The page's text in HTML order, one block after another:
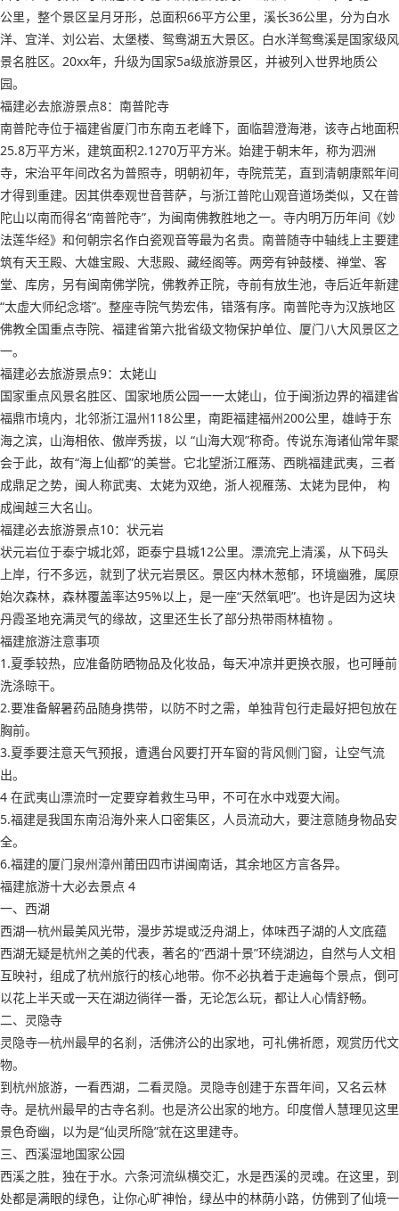
公里，整个景区呈月牙形，总面积66平方公里，溪长36公里，分为白水
洋、宜洋、刘公岩、太堡楼、鸳鸯湖五大景区。白水洋鸳鸯溪是国家级风
景名胜区。20xx年，升级为国家5a级旅游景区，并被列入世界地质公
园。
福建必去旅游景点8：南普陀寺
南普陀寺位于福建省厦门市东南五老峰下，面临碧澄海港，该寺占地面积
25.8万平方米，建筑面积2.1270万平方米。始建于朝末年，称为泗洲
寺，宋治平年间改名为普照寺，明朝初年，寺院荒芜，直到清朝康熙年间
才得到重建。因其供奉观世音菩萨，与浙江普陀山观音道场类似，又在普
陀山以南而得名“南普陀寺”，为闽南佛教胜地之一。寺内明万历年间《妙
法莲华经》和何朝宗名作白瓷观音等最为名贵。南普随寺中轴线上主要建
筑有天王殿、大雄宝殿、大悲殿、藏经阁等。两旁有钟鼓楼、禅堂、客
堂、库房，另有闽南佛学院，佛教养正院，寺前有放生池，寺后近年新建
“太虚大师纪念塔”。整座寺院气势宏伟，错落有序。南普陀寺为汉族地区
佛教全国重点寺院、福建省第六批省级文物保护单位、厦门八大风景区之
一。
福建必去旅游景点9：太姥山
国家重点风景名胜区、国家地质公园一一太姥山，位于闽浙边界的福建省
福鼎市境内，北邻浙江温州118公里，南距福建福州200公里，雄峙于东
海之滨，山海相依、傲岸秀拔，以 “山海大观”称奇。传说东海诸仙常年聚
会于此，故有“海上仙都”的美誉。它北望浙江雁荡、西眺福建武夷，三者
成鼎足之势，闽人称武夷、太姥为双绝，浙人视雁荡、太姥为昆仲， 构
成闽越三大名山。
福建必去旅游景点10：状元岩
状元岩位于泰宁城北郊，距泰宁县城12公里。漂流完上清溪，从下码头
上岸，行不多远，就到了状元岩景区。景区内林木葱郁，环境幽雅，属原
始次森林，森林覆盖率达95%以上，是一座“天然氧吧”。也许是因为这块
丹霞圣地充满灵气的缘故，这里还生长了部分热带雨林植物 。
福建旅游注意事项
1.夏季较热，应准备防晒物品及化妆品，每天冲凉并更换衣服，也可睡前
洗涤晾干。
2.要准备解暑药品随身携带，以防不时之需，单独背包行走最好把包放在
胸前。
3.夏季要注意天气预报，遭遇台风要打开车窗的背风侧门窗，让空气流
出。
4 在武夷山漂流时一定要穿着救生马甲，不可在水中戏耍大闹。
5.福建是我国东南沿海外来人口密集区，人员流动大，要注意随身物品安
全。
6.福建的厦门泉州漳州莆田四市讲闽南话，其余地区方言各异。
福建旅游十大必去景点 4
一、西湖
西湖—杭州最美风光带，漫步苏堤或泛舟湖上，体味西子湖的人文底蕴
西湖无疑是杭州之美的代表，著名的“西湖十景”环绕湖边，自然与人文相
互映衬，组成了杭州旅行的核心地带。你不必执着于走遍每个景点，倒可
以花上半天或一天在湖边徜徉一番，无论怎么玩，都让人心情舒畅。
二、灵隐寺
灵隐寺—杭州最早的名刹，活佛济公的出家地，可礼佛祈愿，观赏历代文
物。
到杭州旅游，一看西湖，二看灵隐。灵隐寺创建于东晋年间，又名云林
寺。是杭州最早的古寺名刹。也是济公出家的地方。印度僧人慧理见这里
景色奇幽，以为是“仙灵所隐”就在这里建寺。
三、西溪湿地国家公园
西溪之胜，独在于水。六条河流纵横交汇，水是西溪的灵魂。在这里，到
处都是满眼的绿色，让你心旷神怡，绿丛中的林荫小路，仿佛到了仙境一